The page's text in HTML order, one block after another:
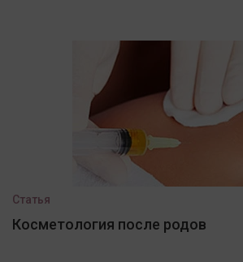
Статья
Косметология после родов